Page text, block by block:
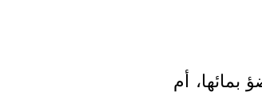
بمائها، أم